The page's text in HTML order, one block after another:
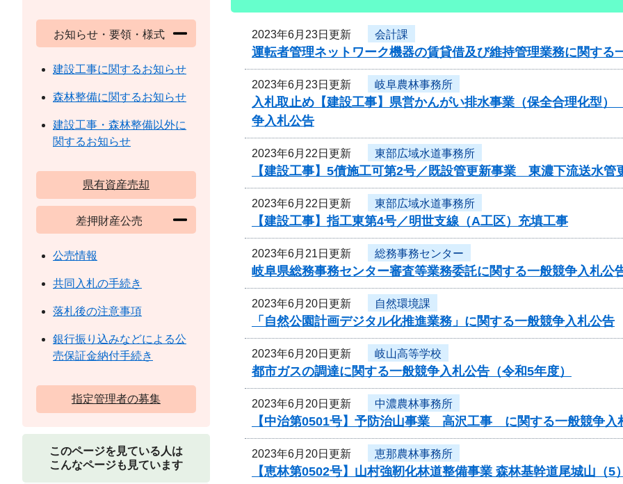
2023年6月23日更新 会計課
運転者管理ネットワーク機器の賃貸借及び維持管理業務に関する
2023年6月23日更新 岐阜農林事務所
入札取止め【建設工事】県営かんがい排水事業（保全合理化型
争入札公告
2023年6月22日更新 東部広域水道事務所
【建設工事】5債施工可第2号／既設管更新事業 東濃下流送水管
2023年6月22日更新 東部広域水道事務所
【建設工事】指工東第4号／明世支線（A工区）充填工事
2023年6月21日更新 総務事務センター
岐阜県総務事務センター審査等業務委託に関する一般競争入札公
2023年6月20日更新 自然環境課
「自然公園計画デジタル化推進業務」に関する一般競争入札公告
2023年6月20日更新 岐山高等学校
都市ガスの調達に関する一般競争入札公告（令和5年度）
2023年6月20日更新 中濃農林事務所
【中治第0501号】予防治山事業 高沢工事 に関する一般競争入
2023年6月20日更新 恵那農林事務所
【恵林第0502号】山村強靭化林道整備事業 森林基幹道尾城山（
お知らせ・要領・様式
建設工事に関するお知らせ
森林整備に関するお知らせ
建設工事・森林整備以外に
関するお知らせ
県有資産売却
差押財産公売
公売情報
共同入札の手続き
落札後の注意事項
銀行振り込みなどによる公
売保証金納付手続き
指定管理者の募集
このページを見ている人は
こんなページも見ています